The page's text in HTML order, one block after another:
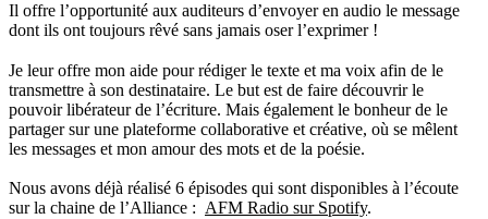
Il offre l’opportunité aux auditeurs d’envoyer en audio le message
dont ils ont toujours rêvé sans jamais oser l’exprimer !
Je leur offre mon aide pour rédiger le texte et ma voix afin de le
transmettre à son destinataire. Le but est de faire découvrir le
pouvoir libérateur de l’écriture. Mais également le bonheur de le
partager sur une plateforme collaborative et créative, où se mêlent
les messages et mon amour des mots et de la poésie.
Nous avons déjà réalisé 6 épisodes qui sont disponibles à l’écoute
sur la chaine de l’Alliance : AFM Radio sur Spotify.